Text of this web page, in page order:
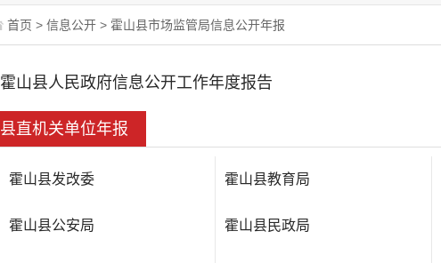
首页 > 信息公开 > 霍山县市场监管局信息公开年报
霍山县人民政府信息公开工作年度报告
县直机关单位年报
霍山县发改委 霍山县教育局
霍山县公安局 霍山县民政局